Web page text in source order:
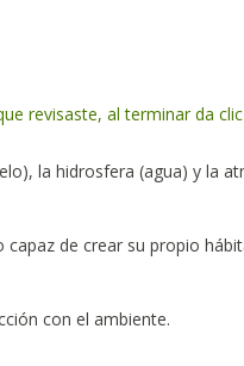
revisaste, al terminar da
la hidrosfera (agua) y la
capaz de crear su propio
con el ambiente.